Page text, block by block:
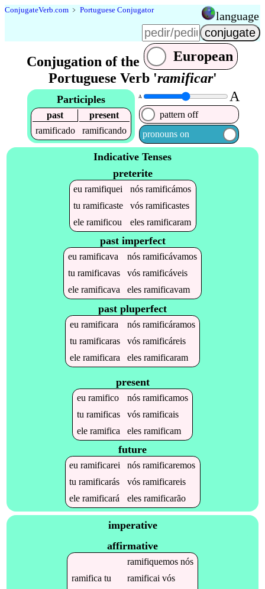
ConjugateVerb.com ﹥ Portuguese Conjugator language
Conjugation of the
European
Portuguese Verb 'ramificar'
Participles
past
present
ramificado
ramificando
A A
pattern off
pronouns on
Indicative Tenses
preterite
euramifiquei nósramificámos
turamificaste vósramificastes
eleramificou elesramificaram
past imperfect
eu ramificava nós ramificávamos
tu ramificavas vós ramificáveis
ele ramificava eles ramificavam
past pluperfect
eu ramificara nós ramificáramos
tu ramificaras vós ramificáreis
ele ramificara eles ramificaram
present
eu ramifico nós ramificamos
tu ramificas vós ramificais
ele ramifica eles ramificam
future
euramificarei nósramificaremos
turamificarás vósramificareis
eleramificará elesramificarão
imperative
affirmative
ramifiquemosnós
ramifica tu ramificai vós